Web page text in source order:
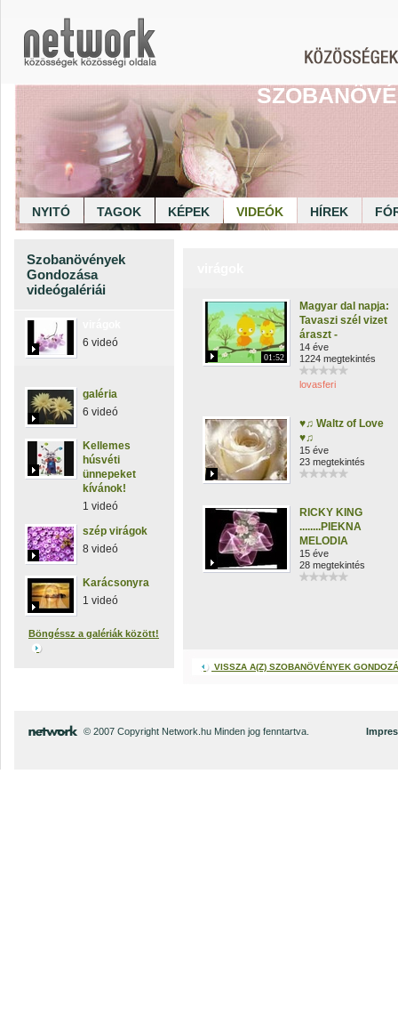
NYITÓ TAGOK KÉPEK VIDEÓK HÍREK
Szobanövények
Gondozása
videógalériái
6 videó
galéria
6 videó
Kellemes
húsvéti
ünnepeket
kívánok!
1 videó
szép virágok
8 videó
Karácsonyra
1 videó
Böngéssz a galériák között!
01:52
Magyar dal napja:
Tavaszi szél vizet
áraszt -
14 éve
1224 megtekintés
lovasferi
♥♫ Waltz of Love
♥♫
15 éve
23 megtekintés
RICKY KING
........PIEKNA
MELODIA
15 éve
28 megtekintés
VISSZA A(Z) SZOBANÖVÉNYEK
© 2007 Copyright Network.hu Minden jog fenntartva.